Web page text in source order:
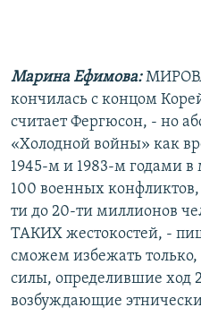
Марина Ефимова:
кончилась с концом
считает Фергюсон, - но
«Холодной войны» как
1945-м и 1983-м годами
100 военных конфликтов,
ти до 20-ти миллионов
ТАКИХ жестокостей, -
сможем избежать
силы, определившие ход
возбуждающие